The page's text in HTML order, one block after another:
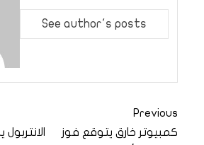
See author's posts
Previous
كمبيوتر خارق يتوقع فوز